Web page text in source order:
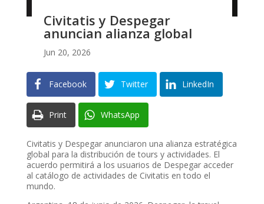
Civitatis y Despegar
anuncian alianza global
Jun 20, 2026
Facebook Twitter LinkedIn
Print WhatsApp
Civitatis y Despegar anunciaron una alianza estratégica
global para la distribución de tours y actividades. El
acuerdo permitirá a los usuarios de Despegar acceder
al catálogo de actividades de Civitatis en todo el
mundo.